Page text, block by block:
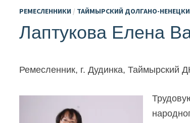
РЕМЕСЛЕННИКИ / ТАЙМЫРСКИЙ ДОЛГАНО-
Лаптукова Елена
Ремесленник, г. Дудинка, Таймырский